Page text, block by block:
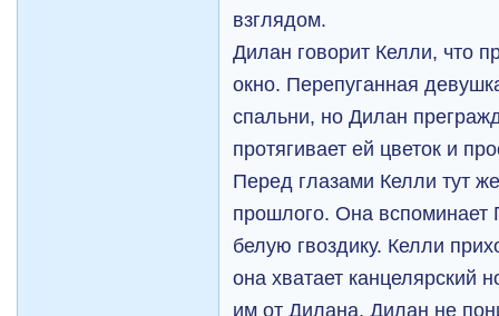
взглядом.
Дилан говорит Келли, что
окно. Перепуганная
спальни, но Дилан
протягивает ей цветок и
Перед глазами Келли тут
прошлого. Она вспоминает
белую гвоздику. Келли
она хватает канцелярский
им от Дилана. Дилан не